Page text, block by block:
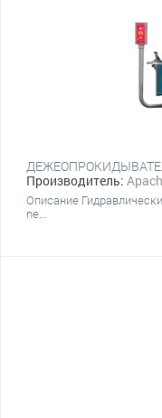
Производитель: Apach
Описание
ne...